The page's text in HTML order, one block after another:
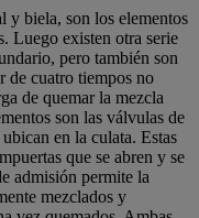
y biela, son los elementos
Luego existen otra serie
pero también son
de cuatro tiempos no
de quemar la mezcla
son las válvulas de
en la culata. Estas
que se abren y se
admisión permite la
mezclados y